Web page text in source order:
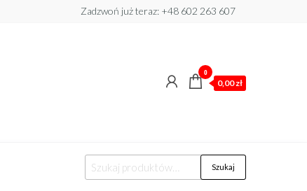
Zadzwoń już teraz: +48 602 263 607​
0
0,00 zł
Szukaj: Szukaj